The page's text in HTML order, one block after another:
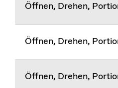
Öffnen, Drehen,
Öffnen, Drehen,
Öffnen, Drehen,